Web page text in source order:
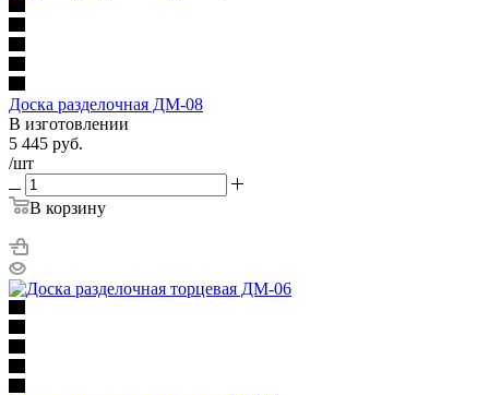
Доска разделочная ДМ-08
В изготовлении
5 445 руб.
/шт
В корзину